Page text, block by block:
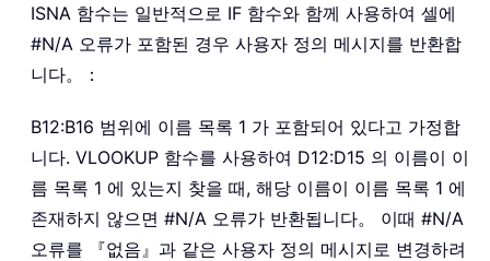
ISNA 함수는 일반적으로 IF 함수와 함께 사용하여 셀에
#N/A 오류가 포함된 경우 사용자 정의 메시지를 반환합
니다。：
B12:B16 범위에 이름 목록 1 가 포함되어 있다고 가정합
니다. VLOOKUP 함수를 사용하여 D12:D15 의 이름이 이
름 목록 1 에 있는지 찾을 때, 해당 이름이 이름 목록 1 에
존재하지 않으면 #N/A 오류가 반환됩니다。 이때 #N/A
오류를 『없음』과 같은 사용자 정의 메시지로 변경하려